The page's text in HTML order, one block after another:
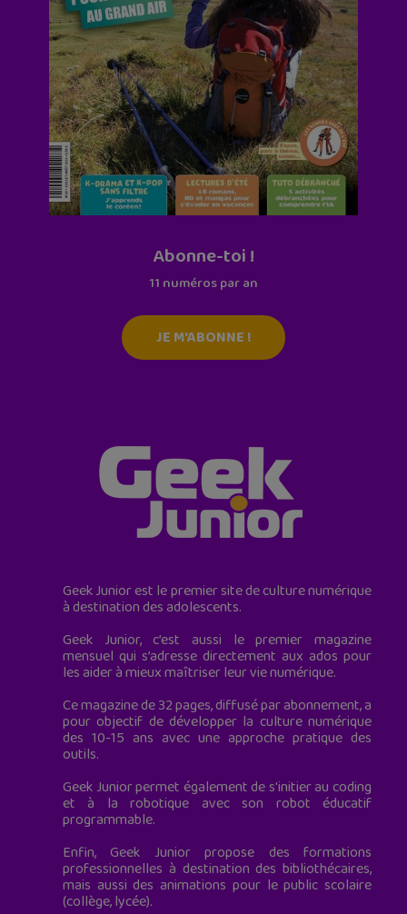
Abonne-toi !
11 numéros par an
JE M'ABONNE !
Geek Junior est le premier site de culture numérique
à destination des adolescents.
Geek Junior, c’est aussi le premier magazine
mensuel qui s’adresse directement aux ados pour
les aider à mieux maîtriser leur vie numérique.
Ce magazine de 32 pages, diffusé par abonnement, a
pour objectif de développer la culture numérique
des 10-15 ans avec une approche pratique des
outils.
Geek Junior permet également de s'initier au coding
et à la robotique avec son robot éducatif
programmable.
Enfin, Geek Junior propose des formations
professionnelles à destination des bibliothécaires,
mais aussi des animations pour le public scolaire
(collège, lycée).